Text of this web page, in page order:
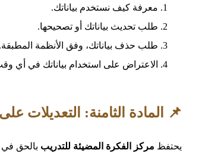
معرفة كيف نستخدم بياناتك.
طلب تحديث بياناتك أو تصحيحها.
طلب حذف بياناتك، وفق الأنظمة المطبقة.
الاعتراض على استخدام بياناتك في أي
📌 المادة الثامنة: التعديلات
يحتفظ مركز الفكرة المضيئة للتدريب بالحق في